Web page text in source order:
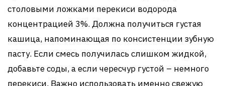
столовыми ложками перекиси водорода
концентрацией 3%. Должна получиться густая
кашица, напоминающая по консистенции зубную
пасту. Если смесь получилась слишком жидкой,
добавьте соды, а если чересчур густой – немного
перекиси. Важно использовать именно свежую